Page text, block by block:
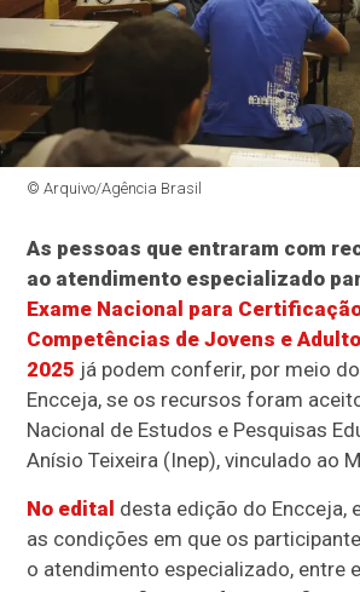
© Arquivo/Agência Brasil
As pessoas que entraram com
ao atendimento especializado
Exame Nacional para
Competências de Jovens e
2025 já podem conferir, por meio
Encceja, se os recursos foram
Nacional de Estudos e Pesquisas
Anísio Teixeira (Inep), vinculado ao
No edital desta edição do Encceja,
as condições em que os
o atendimento especializado, entre